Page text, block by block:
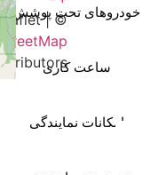
خودروهای تحت پوشش
ساعت کاری
امکانات نمایندگی
Leaflet| ©
OpenStreetMap
contributors